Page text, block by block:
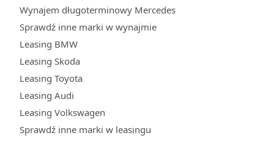
Wynajem długoterminowy Mercedes
Sprawdź inne marki w wynajmie
Leasing BMW
Leasing Skoda
Leasing Toyota
Leasing Audi
Leasing Volkswagen
Sprawdź inne marki w leasingu